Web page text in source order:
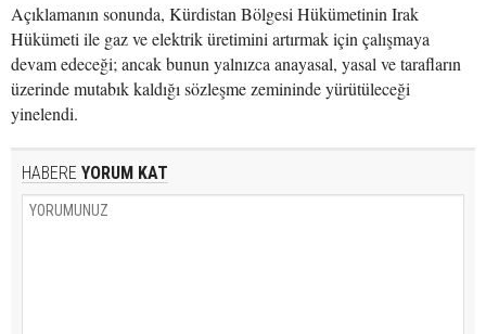
Açıklamanın sonunda, Kürdistan Bölgesi Hükümetinin Irak
Hükümeti ile gaz ve elektrik üretimini artırmak için çalışmaya
devam edeceği; ancak bunun yalnızca anayasal, yasal ve tarafların
üzerinde mutabık kaldığı sözleşme zemininde yürütüleceği
yinelendi.
HABERE YORUM KAT